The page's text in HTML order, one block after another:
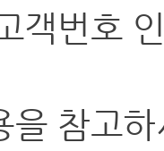
객번호
을 참고